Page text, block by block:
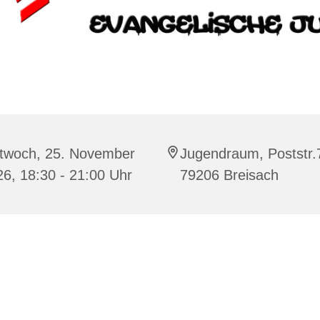
25. November
18:30 - 21:00 Uhr
Jugendraum,
79206 Breisach